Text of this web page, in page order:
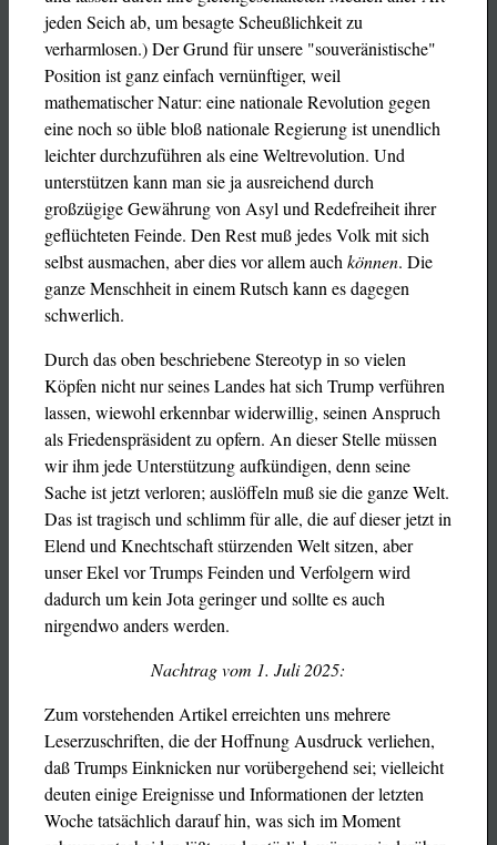
jeden Seich ab, um besagte Scheußlichkeit zu
verharmlosen.) Der Grund für unsere "souveränistische"
Position ist ganz einfach vernünftiger, weil
mathematischer Natur: eine nationale Revolution gegen
eine noch so üble bloß nationale Regierung ist unendlich
leichter durchzuführen als eine Weltrevolution. Und
unterstützen kann man sie ja ausreichend durch
großzügige Gewährung von Asyl und Redefreiheit ihrer
geflüchteten Feinde. Den Rest muß jedes Volk mit sich
selbst ausmachen, aber dies vor allem auch können. Die
ganze Menschheit in einem Rutsch kann es dagegen
schwerlich.
Durch das oben beschriebene Stereotyp in so vielen
Köpfen nicht nur seines Landes hat sich Trump verführen
lassen, wiewohl erkennbar widerwillig, seinen Anspruch
als Friedenspräsident zu opfern. An dieser Stelle müssen
wir ihm jede Unterstützung aufkündigen, denn seine
Sache ist jetzt verloren; auslöffeln muß sie die ganze Welt.
Das ist tragisch und schlimm für alle, die auf dieser jetzt in
Elend und Knechtschaft stürzenden Welt sitzen, aber
unser Ekel vor Trumps Feinden und Verfolgern wird
dadurch um kein Jota geringer und sollte es auch
nirgendwo anders werden.
Nachtrag vom 1. Juli 2025:
Zum vorstehenden Artikel erreichten uns mehrere
Leserzuschriften, die der Hoffnung Ausdruck verliehen,
daß Trumps Einknicken nur vorübergehend sei; vielleicht
deuten einige Ereignisse und Informationen der letzten
Woche tatsächlich darauf hin, was sich im Moment